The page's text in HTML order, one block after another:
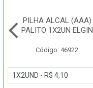
PILHA ALCAL (AAA)
PALITO 1X2UN ELGIN
Código: 46922